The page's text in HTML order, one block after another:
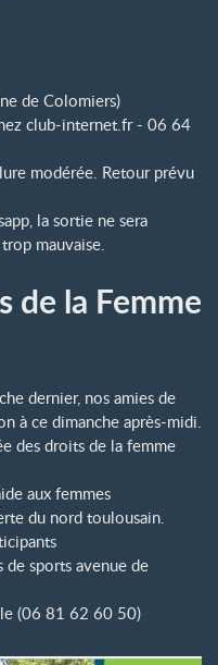
de Colomiers)
club-internet.fr - 06 64
modérée. Retour prévu
la sortie ne sera
mauvaise.
de la Femme
dernier, nos amies de
à ce dimanche après-midi.
des droits de la femme
aux femmes
du nord toulousain.
de sports avenue de
(06 81 62 60 50)